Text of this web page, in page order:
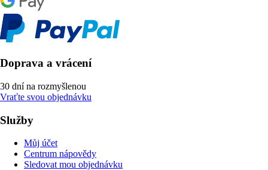
Doprava a vrácení
30 dní na rozmyšlenou
Vraťte svou objednávku
Služby
Můj účet
Centrum nápovědy
Sledovat mou objednávku